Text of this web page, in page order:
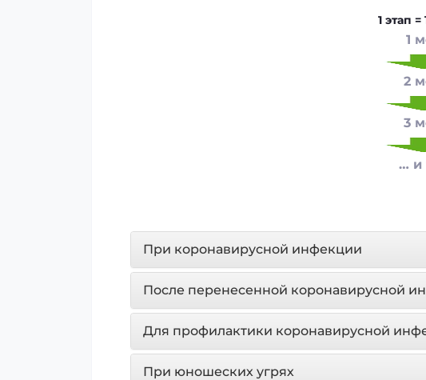
1 этап
1
2
3
… и
При коронавирусной инфекции
После перенесенной коронавирусной
Для профилактики коронавирусной
При юношеских угрях